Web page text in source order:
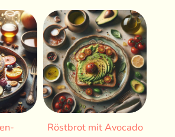
Röstbrot mit Avocado